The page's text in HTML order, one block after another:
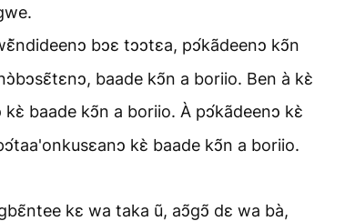
bↄɛ tↄↄtɛa, pↄ́kãdeenↄ kↄ̃n
baade kↄ̃n a boriio. Ben à kɛ̀
kɛ̀ baade kↄ̃n a boriio. À pↄ́kãdeenↄ kɛ̀
kɛ̀ baade kↄ̃n a boriio.
kɛ wa taka ũ, aↄ̃gↄ̃ dɛ wa bà,